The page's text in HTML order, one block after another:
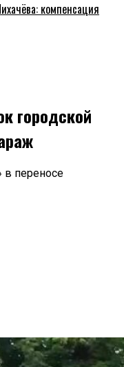
компенсация
городской
в переносе